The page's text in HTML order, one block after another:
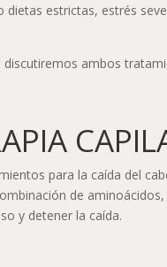
dietas estrictas, estrés
discutiremos ambos
para la caída del
de
y detener la caída.